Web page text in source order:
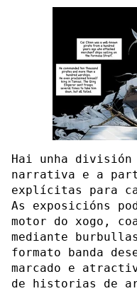
Hai unha
narrativa e a
explícitas para
As exposicións
motor do xogo,
mediante
formato banda
marcado e
de historias de